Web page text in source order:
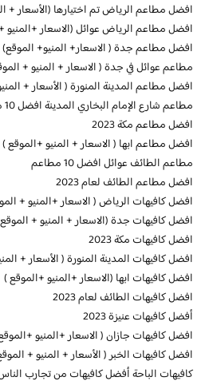
افضل مطاعم الرياض تم اختيارها (الأسعار +
افضل مطاعم الرياض عوائل (الاسعار +المنيو
افضل مطاعم جدة ( الاسعار+ المنيو+ الموقع)
مطاعم عوائل في جدة ( الاسعار + المنيو +
افضل مطاعم المدينة المنورة ( الأسعار +
مطاعم شارع الإمام البخاري المدينة افضل 10 مطاعم ينصح بها
افضل مطاعم مكة 2023
افضل مطاعم ابها ( الاسعار + المنيو +الموقع )
مطاعم الطائف عوائل افضل 10 مطاعم
افضل مطاعم الطائف لعام 2023
افضل كافيهات الرياض ( الاسعار +المنيو +
افضل كافيهات جدة (الاسعار + المنيو +
افضل كافيهات مكة 2023
افضل كافيهات المدينة المنورة ( الأسعار +
افضل كافيهات ابها (الاسعار +المنيو +الموقع )
افضل كافيهات الطائف لعام 2023
أفضل كافيهات عنيزة 2023
افضل كافيهات جازان ( الاسعار +المنيو
افضل كافيهات الخبر ( الأسعار + المنيو +
كافيهات الباحة أفضل كافيهات من تجارب